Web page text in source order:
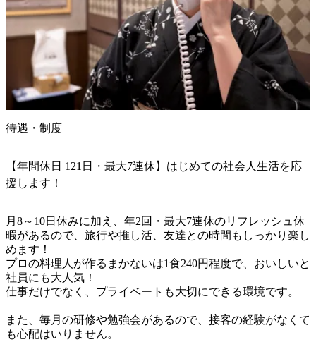
待遇・制度
【年間休日 121日・最大7連休】はじめての社会人生活を応
援します！
月8～10日休みに加え、年2回・最大7連休のリフレッシュ休
暇があるので、旅行や推し活、友達との時間もしっかり楽し
めます！
プロの料理人が作るまかないは1食240円程度で、おいしいと
社員にも大人気！
仕事だけでなく、プライベートも大切にできる環境です。
また、毎月の研修や勉強会があるので、接客の経験がなくて
も心配はいりません。